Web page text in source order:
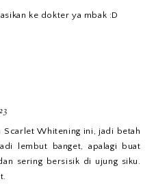
ke dokter ya mbak :D
Scarlet Whitening ini, jadi betah
lembut banget, apalagi buat
sering bersisik di ujung siku.